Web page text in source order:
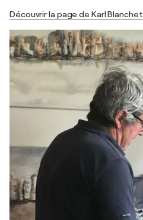
Découvrir la page de Karl Blanchet